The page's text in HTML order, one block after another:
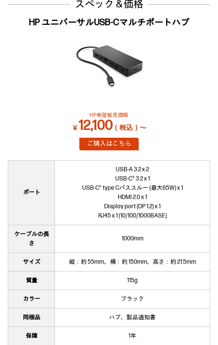
スペック＆価格
HP ユニバーサルUSB-Cマルチポートハブ
HP希望販売価格
￥12,100（税込）～
ご購入はこちら
ポート
USB-A 3.2 x 2
USB-C® 3.2 x 1
USB-C® type Cパススルー (最大65W) x 1
HDMI 2.0 x 1
Display port (DP 1.2) x 1
RJ45 x 1 (10/100/1000BASE)
ケーブルの長
さ
1000mm
サイズ 縦：約 55mm、横：約 150mm、高さ：約 21.5mm
質量 115g
カラー ブラック
同梱品 ハブ、製品通知書
保障 1年